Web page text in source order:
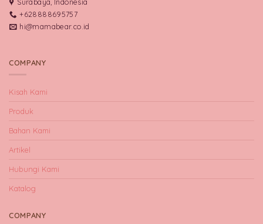
Surabaya, Indonesia
+628888695757
hi@mamabear.co.id
COMPANY
Kisah Kami
Produk
Bahan Kami
Artikel
Hubungi Kami
Katalog
COMPANY